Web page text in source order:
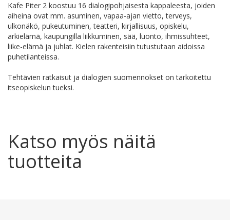
Kafe Piter 2 koostuu 16 dialogipohjaisesta kappaleesta, joiden
aiheina ovat mm. asuminen, vapaa-ajan vietto, terveys,
ulkonäkö, pukeutuminen, teatteri, kirjallisuus, opiskelu,
arkielämä, kaupungilla liikkuminen, sää, luonto, ihmissuhteet,
liike-elämä ja juhlat. Kielen rakenteisiin tutustutaan aidoissa
puhetilanteissa.
Tehtävien ratkaisut ja dialogien suomennokset on tarkoitettu
itseopiskelun tueksi.
Katso myös näitä
tuotteita